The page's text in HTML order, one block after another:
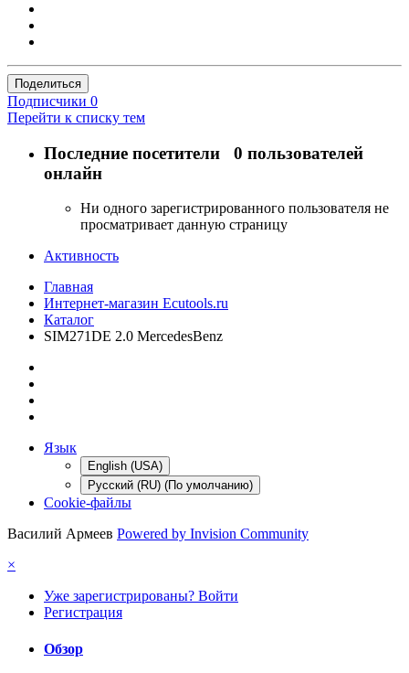
Поделиться
Подписчики 0
Перейти к списку тем
Последние посетители 0 пользователей
онлайн
Ни одного зарегистрированного пользователя не
просматривает данную страницу
Активность
Главная
Интернет-магазин Ecutools.ru
Каталог
SIM271DE 2.0 MercedesBenz
Язык
English (USA)
Русский (RU) (По умолчанию)
Cookie-файлы
Василий Армеев Powered by Invision Community
×
Уже зарегистрированы? Войти
Регистрация
Обзор